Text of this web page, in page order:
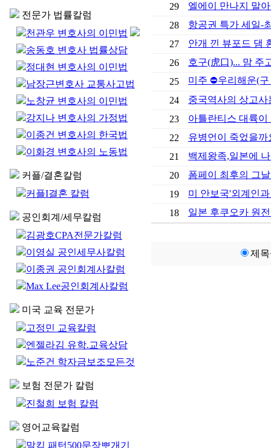
전문가 법률칼럼
천관우 변호사의 이민법
송동호 변호사 법률상담
정대현 변호사의 이민법
남장근변호사 교통사고법
노창균 변호사의 이민법
강지나 변호사의 가정법
이종건 변호사의 한국법
이화경 변호사의 노동법
커플/결혼칼럼
커플I결혼 칼럼
공인회계/세무칼럼
김광호CPA전문가칼럼
이영실 공인세무사칼럼
이종권 공인회계사칼럼
Max Lee공인회계사칼럼
미국 교육 전문가
고정민 교육칼럼
엔젤라김 유학.교육상담
노준건 학자금보조모든것
보험 전문가 칼럼
진철희 보험 칼럼
영어교육칼럼
말킴 패턴500문장뽀개기
29
엘에이 만나지 말
28
항공권 특가 세일-
27
안개 낀 뷰포드 댐
26
호구(虎口)... 맘 주
25
미주 ⛔우리해운(
24
중국역사의 상고
23
아틀란티스 대륙
22
유병언이 죽었을
21
백제왕족,일본에
20
폼페이 최후의 그
19
미 안보국'외계인
18
일본 후쿠오카 원
제